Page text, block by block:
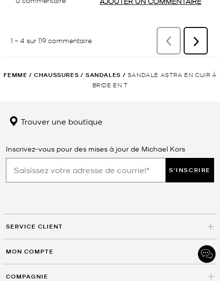
FEMME / CHAUSSURES / SANDALES / SANDALE ASTRA EN CUIR À
BRIDE EN T
Trouver une boutique
Inscrivez-vous pour des mises à jour de Michael Kors
S'INSCRIRE
SERVICE CLIENT
MON COMPTE
COMPAGNIE